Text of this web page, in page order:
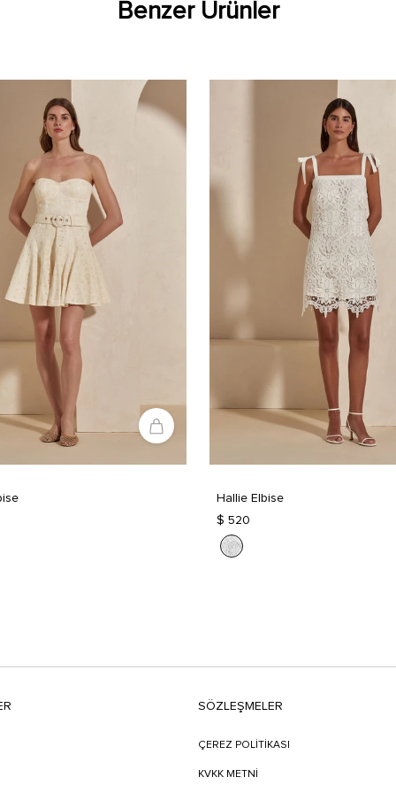
Benzer Ürünler
Hallie Elbise
$ 520
SÖZLEŞMELER
ÇEREZ POLİTİKASI
KVKK METNİ